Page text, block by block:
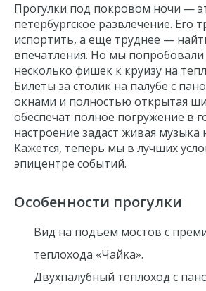
Прогулки под покровом ночи —
петербургское развлечение. Его
испортить, а еще труднее —
впечатления. Но мы
несколько фишек к круизу на
Билеты за столик на палубе с
окнами и полностью открытая
обеспечат полное погружение в
настроение задаст живая музыка
Кажется, теперь мы в лучших
эпицентре событий.
Особенности прогулки
Вид на подъем мостов с
теплохода «Чайка».
Двухпалубный теплоход с